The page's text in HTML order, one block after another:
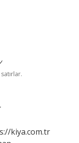
kiya.com.tr